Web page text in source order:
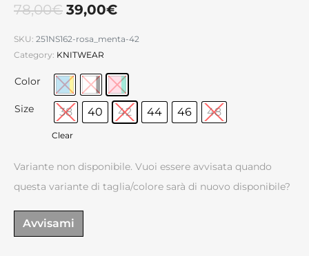
78,00€ 39,00€
SKU: 251NS162-rosa_menta-42
Category: KNITWEAR
Color
Size 38 40 42 44 46 48
Clear
Variante non disponibile. Vuoi essere avvisata quando
questa variante di taglia/colore sarà di nuovo disponibile?
Avvisami